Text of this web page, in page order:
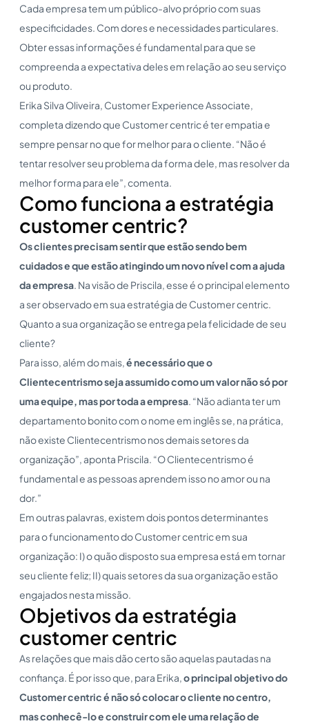
Cada empresa tem um público-alvo próprio com suas
especificidades. Com dores e necessidades particulares.
Obter essas informações é fundamental para que se
compreenda a expectativa deles em relação ao seu serviço
ou produto.
Erika Silva Oliveira, Customer Experience Associate,
completa dizendo que Customer centric é ter empatia e
sempre pensar no que for melhor para o cliente. “Não é
tentar resolver seu problema da forma dele, mas resolver da
melhor forma para ele”, comenta.
Como funciona a estratégia
customer centric?
Os clientes precisam sentir que estão sendo bem
cuidados e que estão atingindo um novo nível com a ajuda
da empresa. Na visão de Priscila, esse é o principal elemento
a ser observado em sua estratégia de Customer centric.
Quanto a sua organização se entrega pela felicidade de seu
cliente?
Para isso, além do mais,é necessário que o
Clientecentrismo seja assumido como um valor não só por
uma equipe, mas por toda a empresa. “Não adianta ter um
departamento bonito com o nome em inglês se, na prática,
não existe Clientecentrismo nos demais setores da
organização”, aponta Priscila. “O Clientecentrismo é
fundamental e as pessoas aprendem isso no amor ou na
dor.”
Em outras palavras, existem dois pontos determinantes
para o funcionamento do Customer centric em sua
organização: I) o quão disposto sua empresa está em tornar
seu cliente feliz; II) quais setores da sua organização estão
engajados nesta missão.
Objetivos da estratégia
customer centric
As relações que mais dão certo são aquelas pautadas na
confiança. É por isso que, para Erika,o principal objetivo do
Customer centricé não só colocar o cliente no centro,
mas conhecê-lo e construir com ele uma relação de